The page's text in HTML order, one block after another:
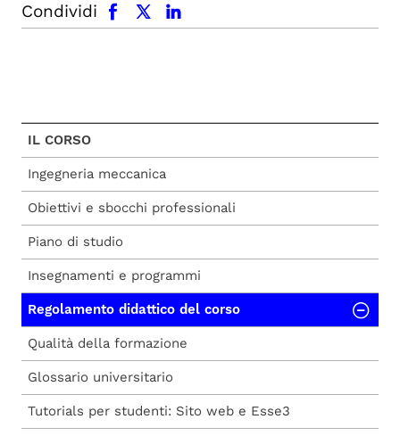
Condividi
IL CORSO
Ingegneria meccanica
Obiettivi e sbocchi professionali
Piano di studio
Insegnamenti e programmi
Regolamento didattico del corso
Qualità della formazione
Glossario universitario
Tutorials per studenti: Sito web e Esse3